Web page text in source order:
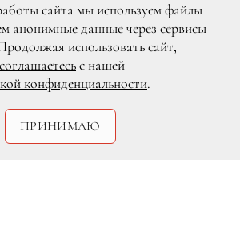
Legion-Media
сайта мы используем файлы
анонимные данные через сервисы
использовать сайт,
соглашаетесьс нашей
конфиденциальности.
ПРИНИМАЮ